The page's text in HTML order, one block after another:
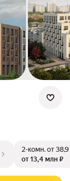
2-комн.от
от 13,4 млн ₽